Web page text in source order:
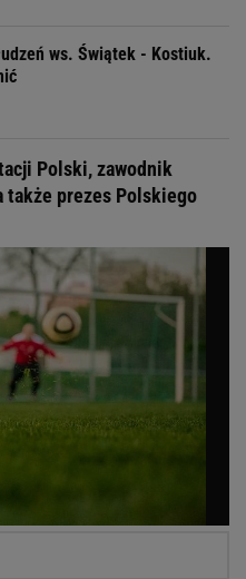
ws. Świątek - Kostiuk.
Polski, zawodnik
także prezes Polskiego